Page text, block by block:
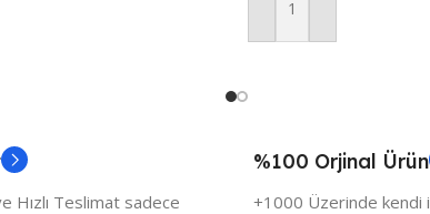
Sepete Ekle
Hızlı Teslimat sadece
%100 Orjinal Ürün
+1000 Üzerinde kendi